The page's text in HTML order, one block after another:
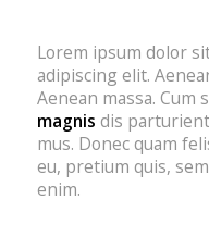
Lorem ipsum dolor
adipiscing elit.
Aenean massa. Cum
magnis dis
mus. Donec quam
eu, pretium quis,
enim.